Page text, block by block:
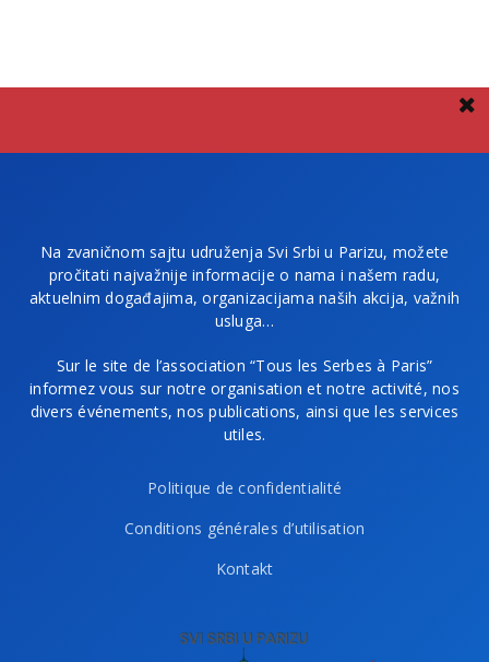
Na zvaničnom sajtu udruženja Svi Srbi u Parizu, možete
pročitati najvažnije informacije o nama i našem radu,
aktuelnim događajima, organizacijama naših akcija, važnih
usluga…
Sur le site de l’association “Tous les Serbes à Paris”
informez vous sur notre organisation et notre activité, nos
divers événements, nos publications, ainsi que les services
utiles.
Politique de confidentialité
Conditions générales d’utilisation
Kontakt